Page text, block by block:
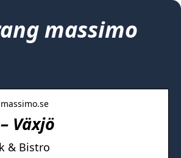
massimo
Växjö
& Bistro